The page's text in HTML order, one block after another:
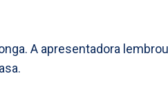
A apresentadora